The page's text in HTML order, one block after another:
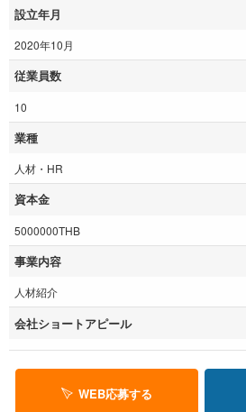
設立年月
2020年10月
従業員数
10
業種
人材・HR
資本金
5000000THB
事業内容
人材紹介
会社ショートアピール
WEB応募する